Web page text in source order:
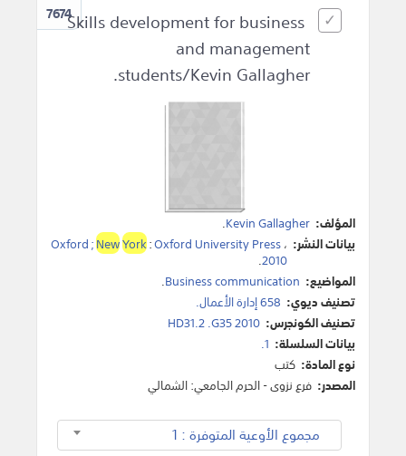
7674Skills development for business
and management
students/Kevin Gallagher.
المؤلف: Kevin Gallagher
.
بيانات النشر:
Oxford ;NewYork:Oxford University Press،
2010
.
المواضيع: Business communication
.
تصنيف ديوي: 658 إدارة الأعمال.
تصنيف الكونجرس: HD31.2 .G35 2010
بيانات السلسلة: 1.
نوع المادة: كتب
المصدر: فرع نزوى - الحرم الجامعي: الشمالي
مجموع الأوعية المتوفرة : 1